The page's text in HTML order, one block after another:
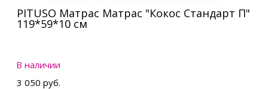
PITUSO Матрас Матрас "Кокос Стандарт П"
119*59*10 см
В наличии
3 050 руб.